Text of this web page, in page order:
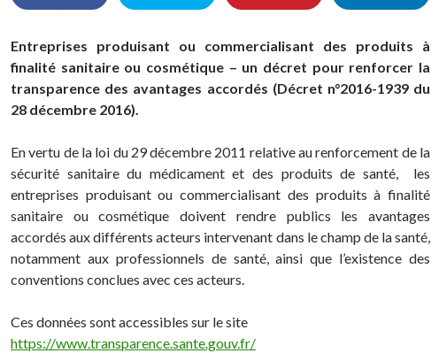
Entreprises produisant ou commercialisant des produits à
finalité sanitaire ou cosmétique – un décret pour renforcer la
transparence des avantages accordés (Décret n°2016-1939 du
28 décembre 2016).
En vertu de la loi du 29 décembre 2011 relative au renforcement de la
sécurité sanitaire du médicament et des produits de santé, les
entreprises produisant ou commercialisant des produits à finalité
sanitaire ou cosmétique doivent rendre publics les avantages
accordés aux différents acteurs intervenant dans le champ de la santé,
notamment aux professionnels de santé, ainsi que l’existence des
conventions conclues avec ces acteurs.
Ces données sont accessibles sur le site
https://www.transparence.sante.gouv.fr/